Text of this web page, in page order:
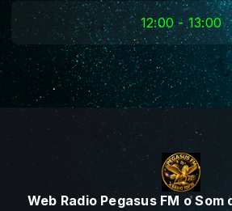
12:00 - 13:00
Web Radio Pegasus FM o